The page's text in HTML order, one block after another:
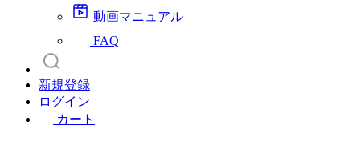
動画マニュアル
FAQ
新規登録
ログイン
カート